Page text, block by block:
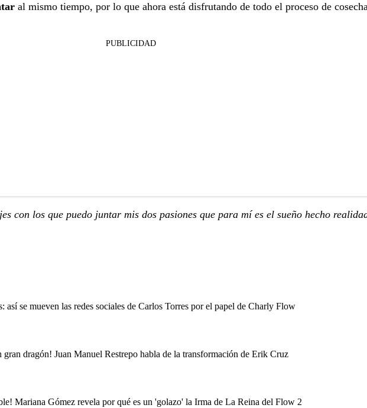
al mismo tiempo, por lo que ahora está disfrutando de todo el proceso de
PUBLICIDAD
con los que puedo juntar mis dos pasiones que para mí es el sueño hecho
así se mueven las redes sociales de Carlos Torres por el papel de Charly Flow
gran dragón! Juan Manuel Restrepo habla de la transformación de Erik Cruz
Mariana Gómez revela por qué es un 'golazo' la Irma de La Reina del Flow 2